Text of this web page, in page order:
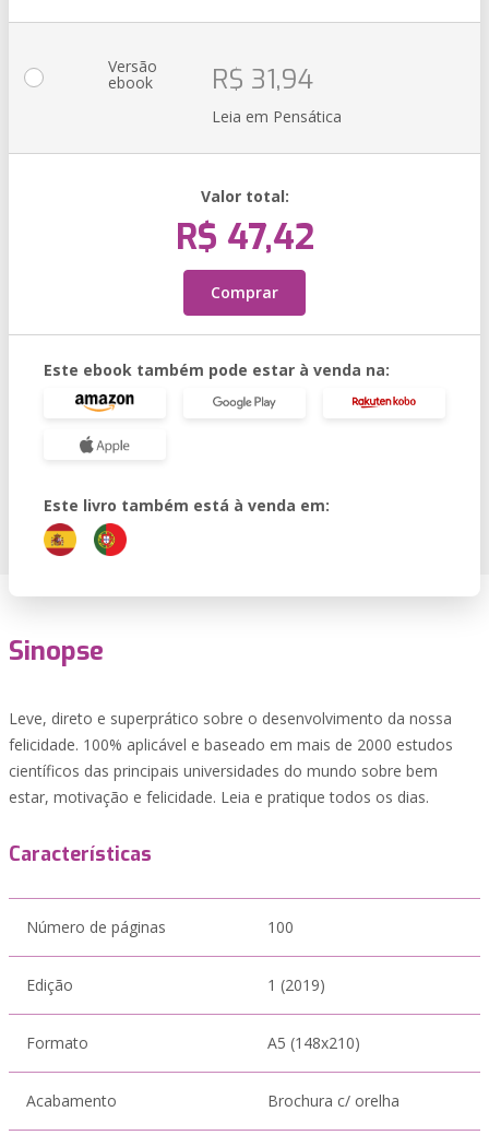
Versão
ebook R$ 31,94
Leia em Pensática
Valor total:
R$ 47,42
Comprar
Este ebook também pode estar à venda na:
Este livro também está à venda em:
Sinopse
Leve, direto e superprático sobre o desenvolvimento da nossa
felicidade. 100% aplicável e baseado em mais de 2000 estudos
científicos das principais universidades do mundo sobre bem
estar, motivação e felicidade. Leia e pratique todos os dias.
Características
Número de páginas 100
Edição 1 (2019)
Formato A5 (148x210)
Acabamento Brochura c/ orelha